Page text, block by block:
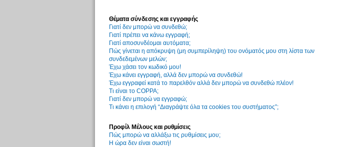
Θέματα σύνδεσης και εγγραφής
Γιατί δεν μπορώ να συνδεθώ;
Γιατί πρέπει να κάνω εγγραφή;
Γιατί αποσυνδέομαι αυτόματα;
Πώς γίνεται η απόκρυψη (μη συμπερίληψη) του ονόματός μου στη λίστα των
συνδεδεμένων μελών;
Έχω χάσει τον κωδικό μου!
Έχω κάνει εγγραφή, αλλά δεν μπορώ να συνδεθώ!
Έχω εγγραφεί κατά το παρελθόν αλλά δεν μπορώ να συνδεθώ πλέον!
Τι είναι το COPPA;
Γιατί δεν μπορώ να εγγραφώ;
Τι κάνει η επιλογή “Διαγράψτε όλα τα cookies του συστήματος”;
Προφίλ Μέλους και ρυθμίσεις
Πώς μπορώ να αλλάξω τις ρυθμίσεις μου;
Η ώρα δεν είναι σωστή!